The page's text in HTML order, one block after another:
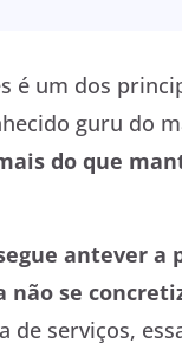
é um dos
guru do
do que
antever
não se
de serviços,